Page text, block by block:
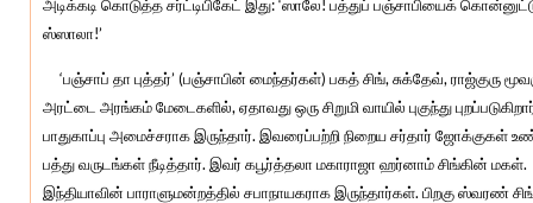
அடிக்கடி கொடுத்த சர்ட்டிபிகேட் இது: ‘ஸாலே! பத்துப் பஞ்சாபியைக்
ஸ்ஸாலா!’
‘பஞ்சாப் தா புத்தர்’ (பஞ்சாபின் மைந்தர்கள்) பகத் சிங், சுக்தேவ், ராஜ்குரு
அரட்டை அரங்கம் மேடைகளில், ஏதாவது ஒரு சிறுமி வாயில் புகுந்து
பாதுகாப்பு அமைச்சராக இருந்தார். இவரைப்பற்றி நிறைய சர்தார் ஜோக்குகள்
பத்து வருடங்கள் நீடித்தார். இவர் கபூர்த்தலா மகாராஜா ஹர்னாம் சிங்கின்
இந்தியாவின் பாராளுமன்றத்தில் சபாநாயகராக இருந்தார்கள். பிறகு ஸ்வரண் சிங்,